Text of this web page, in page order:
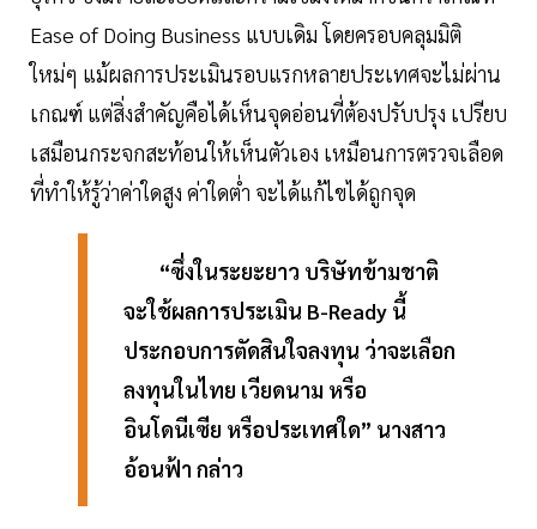
Ease of Doing Business แบบเดิม โดยครอบคลุมมิติ
ใหม่ๆ แม้ผลการประเมินรอบแรกหลายประเทศจะไม่ผ่าน
เกณฑ์ แต่สิ่งสำคัญคือได้เห็นจุดอ่อนที่ต้องปรับปรุง เปรียบ
เสมือนกระจกสะท้อนให้เห็นตัวเอง เหมือนการตรวจเลือด
ที่ทำให้รู้ว่าค่าใดสูง ค่าใดต่ำ จะได้แก้ไขได้ถูกจุด
“ซึ่งในระยะยาว บริษัทข้ามชาติ
จะใช้ผลการประเมิน B-Ready นี้
ประกอบการตัดสินใจลงทุน ว่าจะเลือก
ลงทุนในไทย เวียดนาม หรือ
อินโดนีเซีย หรือประเทศใด” นางสาว
อ้อนฟ้า กล่าว